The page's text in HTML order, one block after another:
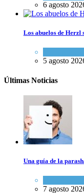
6 agosto
Los abuelos de Herzl
5 agosto
Últimas Noticias
Una guía de la
7 agosto